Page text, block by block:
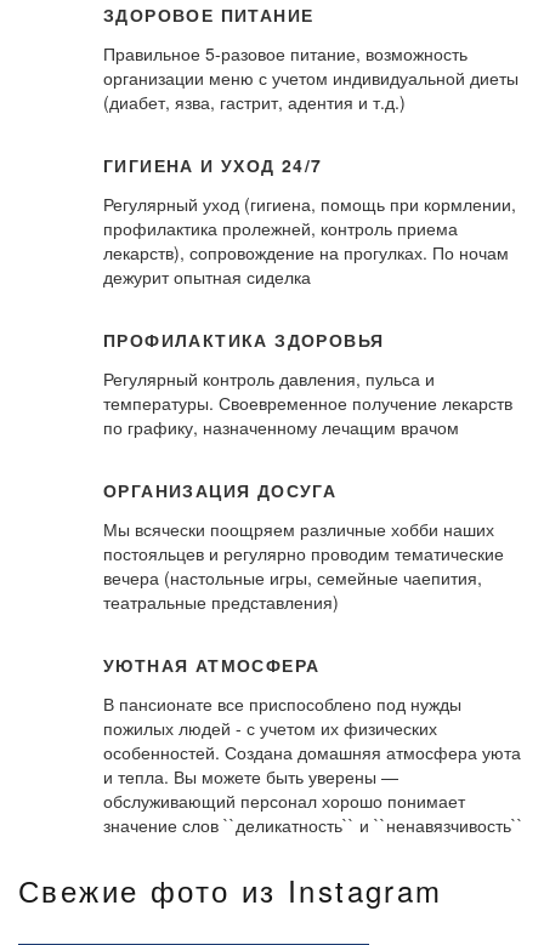
ЗДОРОВОЕ ПИТАНИЕ
Правильное 5-разовое питание, возможность
организации меню с учетом индивидуальной диеты
(диабет, язва, гастрит, адентия и т.д.)
ГИГИЕНА И УХОД 24/7
Регулярный уход (гигиена, помощь при кормлении,
профилактика пролежней, контроль приема
лекарств), сопровождение на прогулках. По ночам
дежурит опытная сиделка
ПРОФИЛАКТИКА ЗДОРОВЬЯ
Регулярный контроль давления, пульса и
температуры. Своевременное получение лекарств
по графику, назначенному лечащим врачом
ОРГАНИЗАЦИЯ ДОСУГА
Мы всячески поощряем различные хобби наших
постояльцев и регулярно проводим тематические
вечера (настольные игры, семейные чаепития,
театральные представления)
УЮТНАЯ АТМОСФЕРА
В пансионате все приспособлено под нужды
пожилых людей - с учетом их физических
особенностей. Создана домашняя атмосфера уюта
и тепла. Вы можете быть уверены —
обслуживающий персонал хорошо понимает
значение слов ``деликатность`` и ``ненавязчивость``
Свежие фото из Instagram